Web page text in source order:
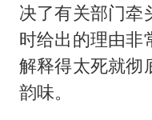
决了有关部门牵
时给出的理由非
解释得太死就彻
韵味。